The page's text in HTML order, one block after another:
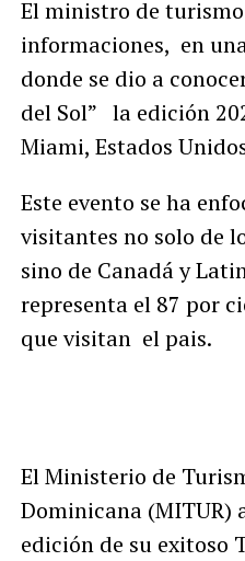
El ministro de
informaciones, en
donde se dio a
del Sol” la edición
Miami, Estados
Este evento se ha
visitantes no solo de
sino de Canadá y
representa el 87 por
que visitan el pais.
El Ministerio de
Dominicana (MITUR)
edición de su exitoso